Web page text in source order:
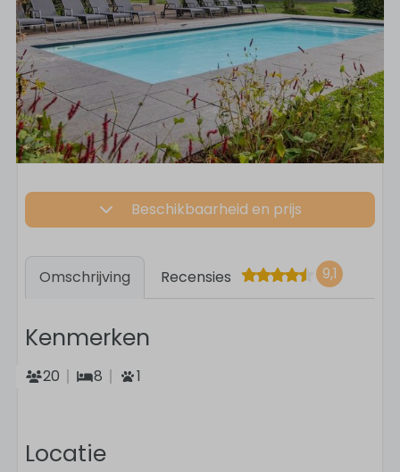
Beschikbaarheid en prijs
Omschrijving Recensies 9,1
Kenmerken
20 8 1
Locatie